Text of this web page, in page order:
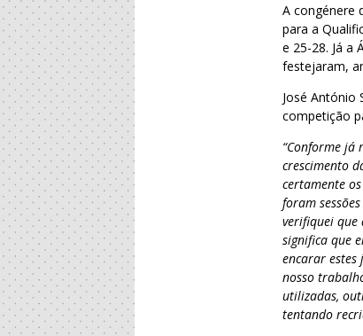
A congénere
para a
e 25-28. Já a
festejaram,
José António
competição
“Conforme já
crescimento
certamente
foram
verifiquei que
significa que
encarar estes
nosso
utilizadas,
tentando